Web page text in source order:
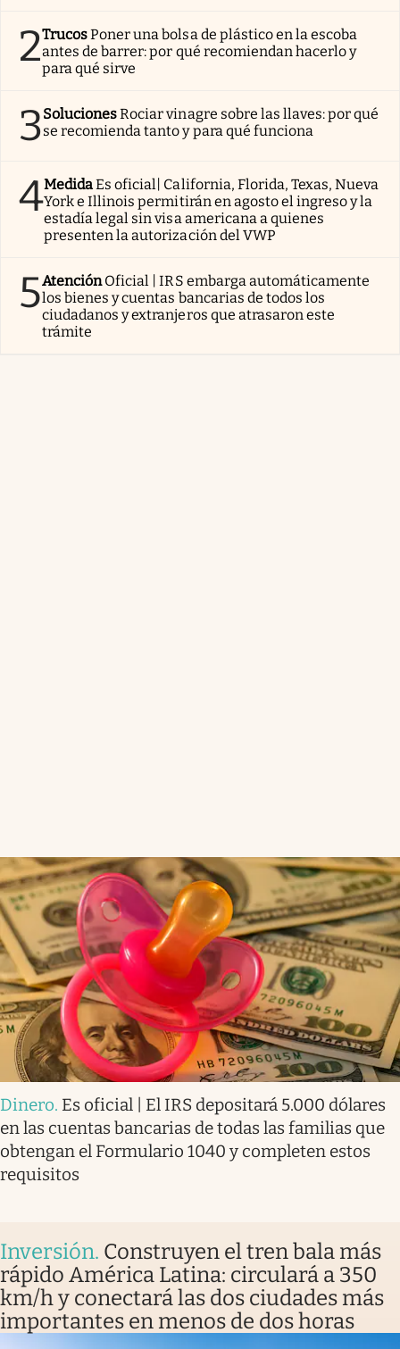
2TrucosPoner una bolsa de plástico en la escoba
antes de barrer: por qué recomiendan hacerlo y
para qué sirve
3SolucionesRociar vinagre sobre las llaves: por qué
se recomienda tanto y para qué funciona
4MedidaEs oficial| California, Florida, Texas, Nueva
York e Illinois permitirán en agosto el ingreso y la
estadía legal sin visa americana a quienes
presenten la autorización del VWP
5AtenciónOficial | IRS embarga automáticamente
los bienes y cuentas bancarias de todos los
ciudadanos y extranjeros que atrasaron este
trámite
Dinero. Es oficial | El IRS depositará 5.000 dólares
en las cuentas bancarias de todas las familias que
obtengan el Formulario 1040 y completen estos
requisitos
Inversión. Construyen el tren bala más
rápido América Latina: circulará a 350
km/h y conectará las dos ciudades más
importantes en menos de dos horas